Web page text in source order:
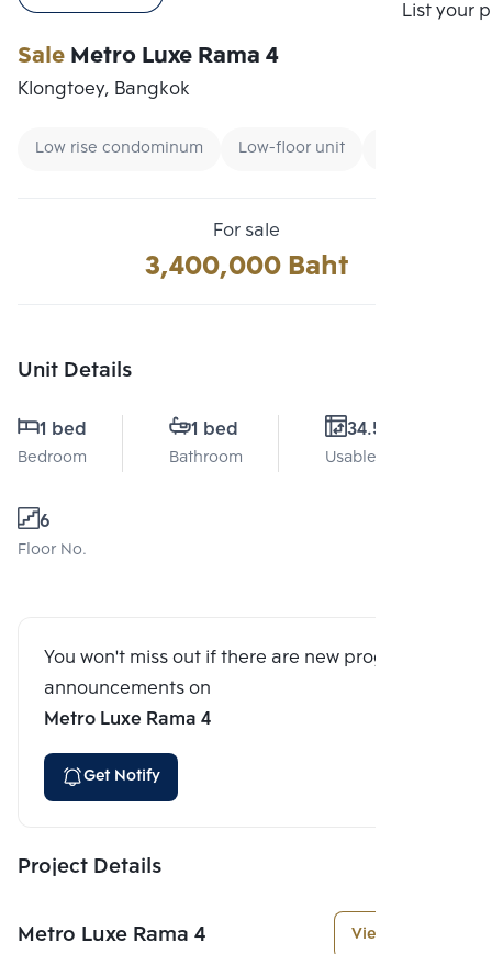
List your
SaleMetro Luxe Rama 4
Klongtoey, Bangkok
Low rise condominum Low-floor unit
For sale
3,400,000 Baht
Unit Details
1 bed
Bedroom
1 bed
Bathroom
34.5 Sq.m.
Usable area
6
Floor No.
You won't miss out if there are new program
announcements on
Metro Luxe Rama 4
Get Notify
Project Details
Metro Luxe Rama 4 View More